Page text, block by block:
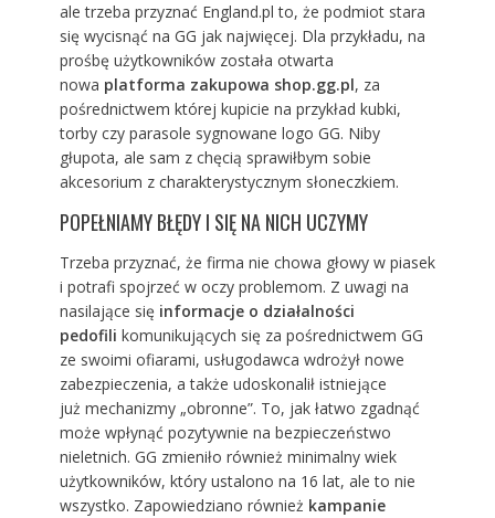
ale trzeba przyznać England.pl to, że podmiot stara
się wycisnąć na GG jak najwięcej. Dla przykładu, na
prośbę użytkowników została otwarta
nowa platforma zakupowa shop.gg.pl, za
pośrednictwem której kupicie na przykład kubki,
torby czy parasole sygnowane logo GG. Niby
głupota, ale sam z chęcią sprawiłbym sobie
akcesorium z charakterystycznym słoneczkiem.
POPEŁNIAMY BŁĘDY I SIĘ NA NICH UCZYMY
Trzeba przyznać, że firma nie chowa głowy w piasek
i potrafi spojrzeć w oczy problemom. Z uwagi na
nasilające się informacje o działalności
pedofili komunikujących się za pośrednictwem GG
ze swoimi ofiarami, usługodawca wdrożył nowe
zabezpieczenia, a także udoskonalił istniejące
już mechanizmy „obronne”. To, jak łatwo zgadnąć
może wpłynąć pozytywnie na bezpieczeństwo
nieletnich. GG zmieniło również minimalny wiek
użytkowników, który ustalono na 16 lat, ale to nie
wszystko. Zapowiedziano również kampanie